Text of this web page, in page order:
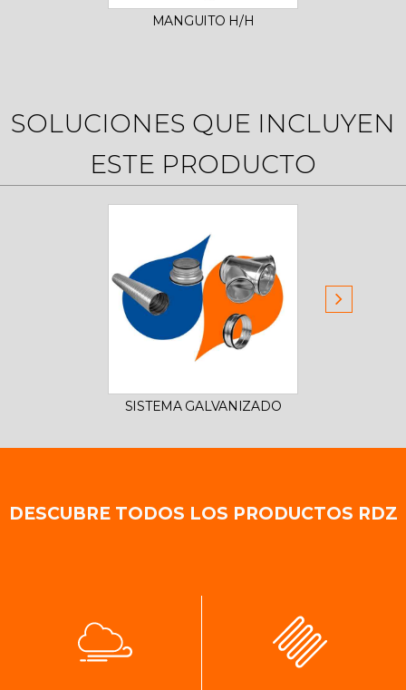
MANGUITO H/H
SOLUCIONES QUE INCLUYEN
ESTE PRODUCTO
SISTEMA GALVANIZADO
DESCUBRE TODOS LOS PRODUCTOS RDZ